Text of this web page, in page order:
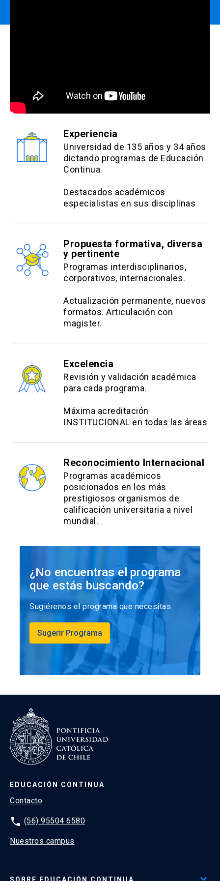
Kogan Page.
Experiencia
Universidad de 135 años y 34 años
dictando programas de Educación
Continua.
Destacados académicos
especialistas en sus disciplinas
Propuesta formativa, diversa
y pertinente
Programas interdisciplinarios,
corporativos, internacionales.
Actualización permanente, nuevos
formatos. Articulación con
magister.
Excelencia
Revisión y validación académica
para cada programa.
Máxima acreditación
INSTITUCIONAL en todas las áreas
Reconocimiento Internacional
Programas académicos
posicionados en los más
prestigiosos organismos de
calificación universitaria a nivel
mundial.
¿No encuentras el programa
que estás buscando?
Sugiérenos el programa que necesitas
Sugerir Programa
EDUCACIÓN CONTINUA
Contacto
phone (56) 95504 6580
Nuestros campus